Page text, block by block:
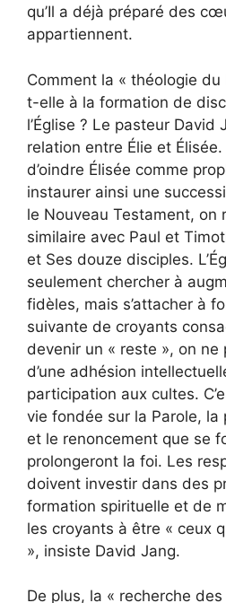
qu’Il a déjà préparé des
appartiennent.
Comment la « théologie
t-elle à la formation de
l’Église ? Le pasteur David
relation entre Élie et
d’oindre Élisée comme
instaurer ainsi une
le Nouveau Testament, on
similaire avec Paul et
et Ses douze disciples.
seulement chercher à
fidèles, mais s’attacher à
suivante de croyants
devenir un « reste », on
d’une adhésion
participation aux cultes.
vie fondée sur la Parole, la
et le renoncement que se
prolongeront la foi. Les
doivent investir dans des
formation spirituelle et de
les croyants à être « ceux
», insiste David Jang.
De plus, la « recherche